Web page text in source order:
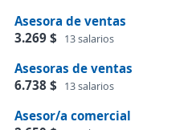
Asesora de ventas
3.269 $
13 salarios
Asesoras de ventas
6.738 $
13 salarios
Asesor/a comercial